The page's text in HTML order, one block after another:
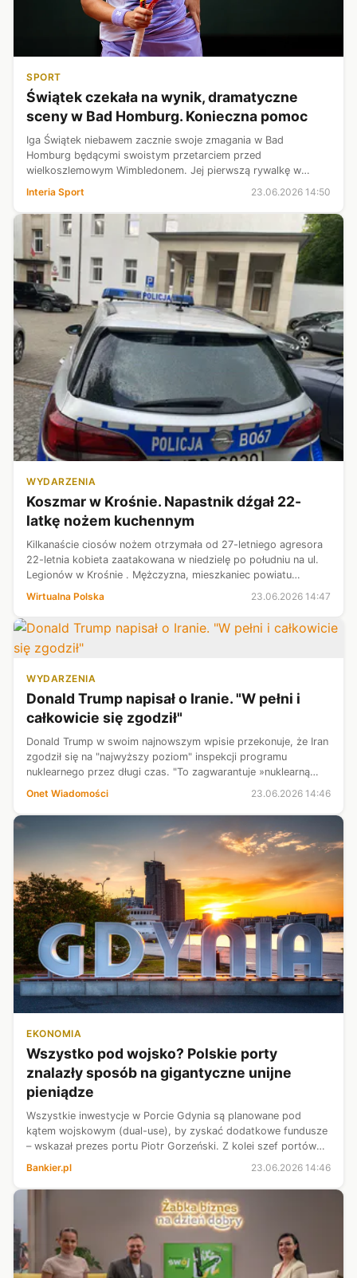
SPORT
Świątek czekała na wynik, dramatyczne
sceny w Bad Homburg. Konieczna pomoc
Iga Świątek niebawem zacznie swoje zmagania w Bad
Homburg będącymi swoistym przetarciem przed
wielkoszlemowym Wimbledonem. Jej pierwszą rywalkę w
trakcie którego doszło niestety do dramatycznej sce...
Interia Sport 23.06.2026 14:50
WYDARZENIA
Koszmar w Krośnie. Napastnik dźgał 22-
latkę nożem kuchennym
Kilkanaście ciosów nożem otrzymała od 27-letniego agresora
22-letnia kobieta zaatakowana w niedzielę po południu na ul.
Legionów w Krośnie . Mężczyzna, mieszkaniec powiatu
jasielskiego, tak długo zadawał rany swojej ofierze, aż złamał
Wirtualna Polska 23.06.2026 14:47
WYDARZENIA
Donald Trump napisał o Iranie. "W pełni i
całkowicie się zgodził"
Donald Trump w swoim najnowszym wpisie przekonuje, że Iran
zgodził się na "najwyższy poziom" inspekcji programu
nuklearnego przez długi czas. "To zagwarantuje »nuklearną
uczciwość«" — napisał. Przekazał również, co dalej z cieśniną
Onet Wiadomości 23.06.2026 14:46
EKONOMIA
Wszystko pod wojsko? Polskie porty
znalazły sposób na gigantyczne unijne
pieniądze
Wszystkie inwestycje w Porcie Gdynia są planowane pod
kątem wojskowym (dual-use), by zyskać dodatkowe fundusze
– wskazał prezes portu Piotr Gorzeński. Z kolei szef portów
Szczecin-Świnoujście Jarosław Siergiej wskazał, że z powodu
braku wejścia w życ...
Bankier.pl 23.06.2026 14:46